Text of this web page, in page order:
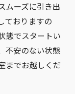
ムーズに引き出
ておりますの
態でスタートい
不安のない状態
までお越しくだ